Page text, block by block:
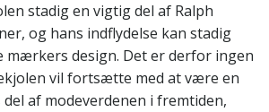
stadig en vigtig del af Ralph
og hans indflydelse kan stadig
mærkers design. Det er derfor ingen
vil fortsætte med at være en
af modeverdenen i fremtiden,